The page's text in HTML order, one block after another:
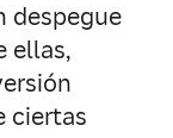
despegue
ellas,
ciertas